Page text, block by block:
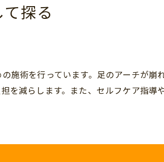
探る
施術を行っています。足のアーチが崩
を減らします。また、セルフケア指導